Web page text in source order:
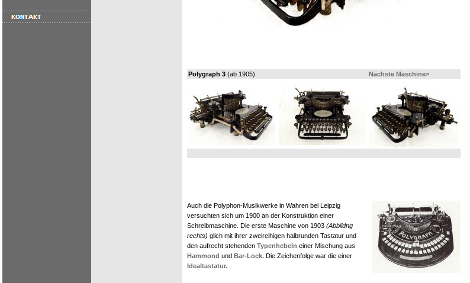
Polygraph 3 (ab 1905) Nächste Maschine>
Auch die Polyphon-Musikwerke in Wahren bei Leipzig
versuchten sich um 1900 an der Konstruktion einer
Schreibmaschine. Die erste Maschine von 1903 (Abbildng
rechts) glich mit ihrer zweireihigen halbrunden Tastatur und
den aufrecht stehenden Typenhebeln einer Mischung aus
Hammond und Bar-Lock. Die Zeichenfolge war die einer
Idealtastatur.